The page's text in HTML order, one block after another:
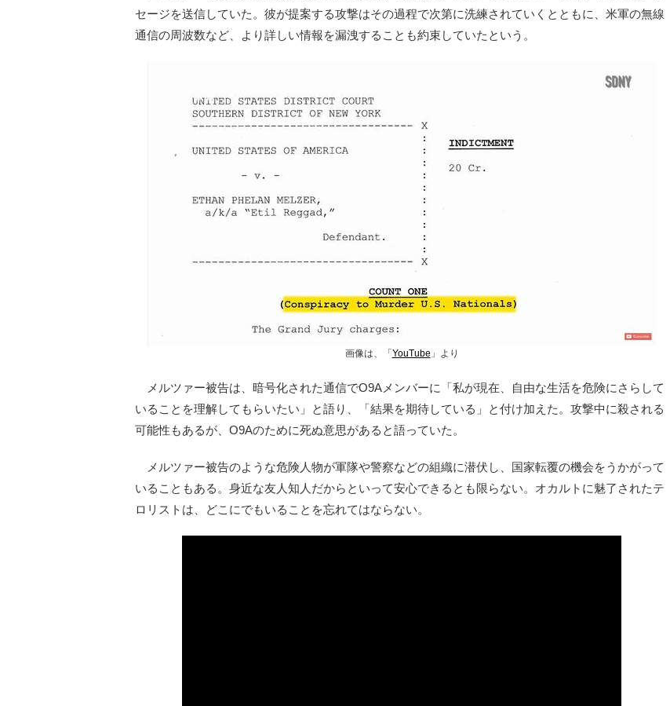
セージを送信していた。彼が提案する攻撃はその過程で次第に洗練されていくとともに、米軍の無線
通信の周波数など、より詳しい情報を漏洩することも約束していたという。
画像は、「 YouTube 」より
メルツァー被告は、暗号化された通信でO9Aメンバーに「私が現在、自由な生活を危険にさらして
いることを理解してもらいたい」と語り、「結果を期待している」と付け加えた。攻撃中に殺される
可能性もあるが、O9Aのために死ぬ意思があると語っていた。
メルツァー被告のような危険人物が軍隊や警察などの組織に潜伏し、国家転覆の機会をうかがって
いることもある。身近な友人知人だからといって安心できるとも限らない。オカルトに魅了されたテ
ロリストは、どこにでもいることを忘れてはならない。